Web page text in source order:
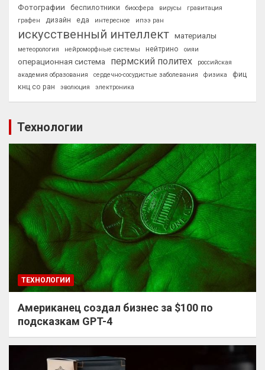
Фотографии беспилотники биосфера вирусы
гравитация
графен
дизайн еда интересное ипээ ран
искусственный интеллект материалы
метеорология нейроморфные системы нейтрино оияи
операционная система пермский политех
российская
академия образования
сердечно-сосудистые заболевания физика
фиц
кнц со ран
эволюция электроника
Технологии
ТЕХНОЛОГИИ
Американец создал бизнес за $100 по
подсказкам GPT-4